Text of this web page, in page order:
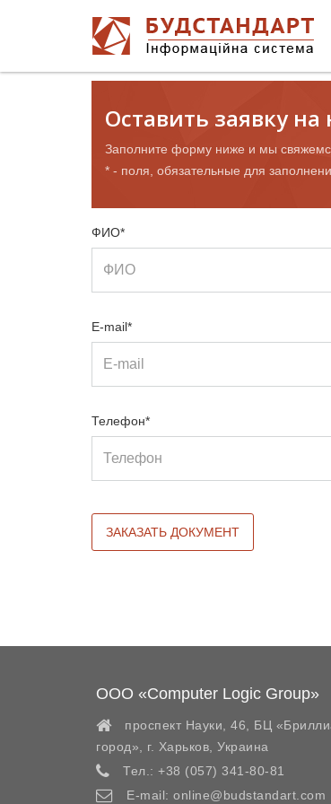
Оставить заявку
Заполните форму ниже и мы
* - поля, обязательные для
ФИО*
E-mail*
Телефон*
ООО «Computer Logic Group»
проспект Науки, 46, БЦ
город»,
г. Харьков Украина
Тел.: +38 (057) 341-80-81
E-mail: online@budstandart.com